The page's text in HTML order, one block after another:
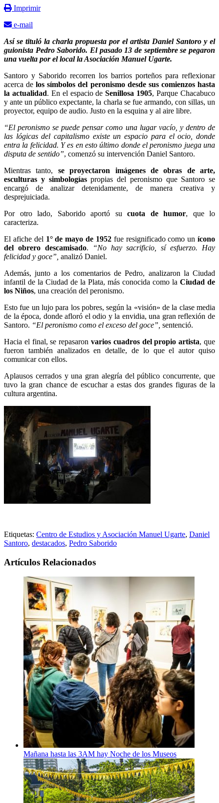
Imprimir
e-mail
Así se tituló la charla propuesta por el artista Daniel Santoro y el
guionista Pedro Saborido. El pasado 13 de septiembre se pegaron
una vuelta por el local la Asociación Manuel Ugarte.
Santoro y Saborido recorren los barrios porteños para reflexionar
acerca delos símbolos del peronismo desde sus comienzos hasta
la actualidad. En el espacio de Senillosa 1905, Parque Chacabuco
y ante un público expectante, la charla se fue armando, con sillas, un
proyector, equipo de audio. Justo en la esquina y al aire libre.
“El peronismo se puede pensar como una lugar vacío, y dentro de
las lógicas del capitalismo existe un espacio para el ocio, donde
entra la felicidad. Y es en esto último donde el peronismo juega una
disputa de sentido”, comenzó su intervención Daniel Santoro.
Mientras tanto, se proyectaron imágenes de obras de arte,
esculturas y simbologíaspropias del peronismo que Santoro se
encargó de analizar detenidamente, de manera creativa y
desprejuiciada.
Por otro lado, Saborido aportó su cuota de humor, que lo
caracteriza.
El afiche del 1° de mayo de 1952fue resignificado como unícono
del obrero descamisado.
“No hay sacrificio, sí esfuerzo. Hay
felicidad y goce”, analizó Daniel.
Además, junto a los comentarios de Pedro, analizaron la Ciudad
infantil de la Ciudad de la Plata, más conocida como la Ciudad de
los Niños, una creación del peronismo.
Esto fue un lujo para los pobres, según la «visión» de la clase media
de la época, donde afloró el odio y la envidia, una gran reflexión de
Santoro. “El peronismo como el exceso del goce”, sentenció.
Hacia el final, se repasaron varios cuadros del propio artista, que
fueron también analizados en detalle, de lo que el autor quiso
comunicar con ellos.
Aplausos cerrados y una gran alegría del público concurrente, que
tuvo la gran chance de escuchar a estas dos grandes figuras de la
cultura argentina.
Etiquetas: Centro de Estudios y Asociación Manuel Ugarte, Daniel
Santoro, destacados, Pedro Saborido
Artículos Relacionados
Mañana hasta las 3AM hay Noche de los Museos